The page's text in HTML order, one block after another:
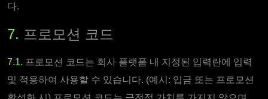
다.
7. 프로모션 코드
7.1. 프로모션 코드는 회사 플랫폼 내 지정된 입력란에 입력
및 적용하여 사용할 수 있습니다. (예시: 입금 또는 프로모션